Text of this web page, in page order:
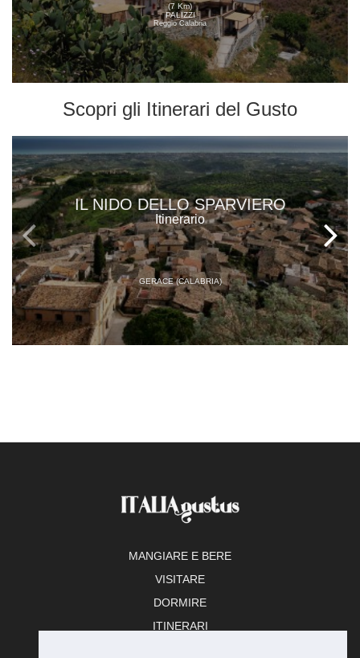
(7 Km)
PALIZZI
Reggio Calabria
Scopri gli Itinerari del Gusto
IL NIDO DELLO SPARVIERO
Itinerario
GERACE (CALABRIA)
MANGIARE E BERE
VISITARE
DORMIRE
ITINERARI